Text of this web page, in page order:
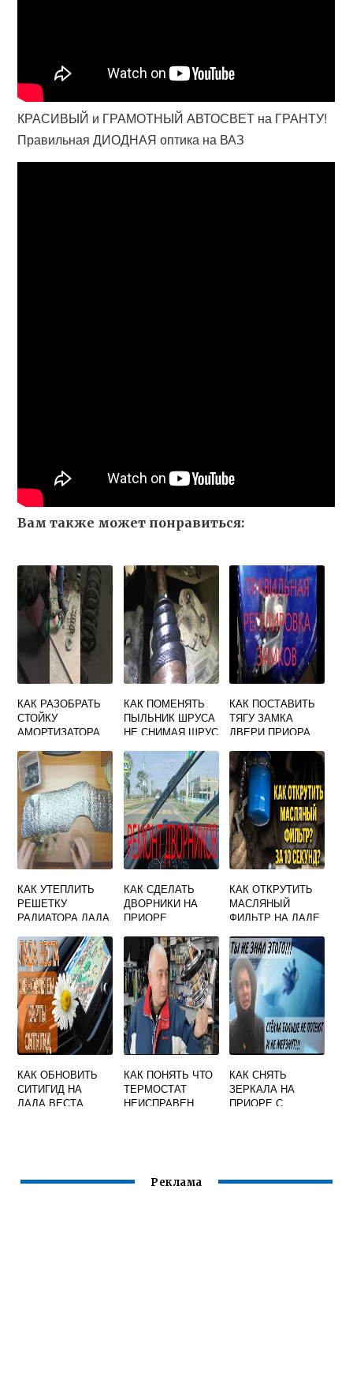
КРАСИВЫЙ и ГРАМОТНЫЙ АВТОСВЕТ на ГРАНТУ!
Правильная ДИОДНАЯ оптика на ВАЗ
Вам также может понравиться:
КАК РАЗОБРАТЬ
СТОЙКУ
АМОРТИЗАТОРА
КАК ПОМЕНЯТЬ
ПЫЛЬНИК ШРУСА
НЕ СНИМАЯ ШРУС
КАК ПОСТАВИТЬ
ТЯГУ ЗАМКА
ДВЕРИ ПРИОРА
КАК УТЕПЛИТЬ
РЕШЕТКУ
РАДИАТОРА ЛАДА
КАК СДЕЛАТЬ
ДВОРНИКИ НА
ПРИОРЕ
КАК ОТКРУТИТЬ
МАСЛЯНЫЙ
ФИЛЬТР НА ЛАДЕ
КАК ОБНОВИТЬ
СИТИГИД НА
ЛАДА ВЕСТА
КАК ПОНЯТЬ ЧТО
ТЕРМОСТАТ
НЕИСПРАВЕН
КАК СНЯТЬ
ЗЕРКАЛА НА
ПРИОРЕ С
Реклама